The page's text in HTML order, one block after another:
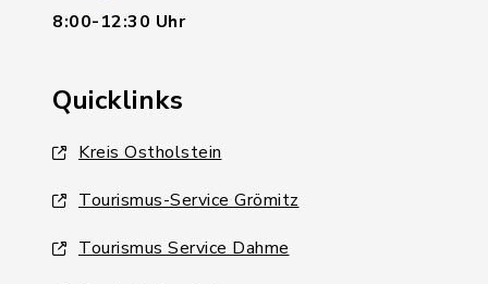
8:00-12:30 Uhr
Quicklinks
Kreis Ostholstein
Tourismus-Service Grömitz
Tourismus Service Dahme